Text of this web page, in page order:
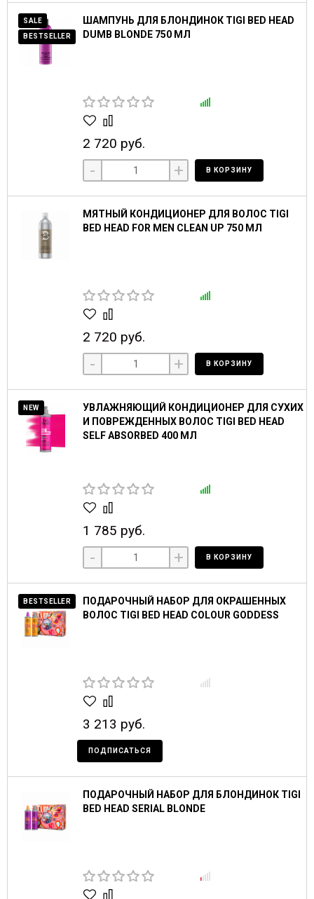
SALE
BESTSELLER
ШАМПУНЬ ДЛЯ БЛОНДИНОК TIGI BED HEAD
DUMB BLONDE 750 МЛ
2 720 руб.
- + В КОРЗИНУ
МЯТНЫЙ КОНДИЦИОНЕР ДЛЯ ВОЛОС TIGI
BED HEAD FOR MEN CLEAN UP 750 МЛ
2 720 руб.
- + В КОРЗИНУ
NEW
УВЛАЖНЯЮЩИЙ КОНДИЦИОНЕР ДЛЯ СУХИХ
И ПОВРЕЖДЕННЫХ ВОЛОС TIGI BED HEAD
SELF ABSORBED 400 МЛ
1 785 руб.
- + В КОРЗИНУ
BESTSELLER
ПОДАРОЧНЫЙ НАБОР ДЛЯ ОКРАШЕННЫХ
ВОЛОС TIGI BED HEAD COLOUR GODDESS
3 213 руб.
ПОДПИСАТЬСЯ
ПОДАРОЧНЫЙ НАБОР ДЛЯ БЛОНДИНОК TIGI
BED HEAD SERIAL BLONDE